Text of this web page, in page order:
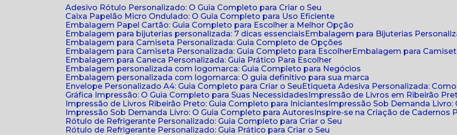
Adesivo Rótulo Personalizado: O Guia Completo para Criar o Seu
Caixa Papelão Micro Ondulado: O Guia Completo para Uso Eficiente
Embalagem Papel Cartão: Guia Completo para Escolher a Melhor Opção
Embalagem para bijuterias personalizada: 7 dicas essenciais
Embalagem para Bijuterias
Embalagem para Camiseta Personalizada: Guia Completo de Opções
Embalagem para Camiseta Personalizada: Guia Completo para Escolher
Embalagem para
Embalagem para Caneca Personalizada: Guia Prático Para Escolher
Embalagem personalizada com logomarca: Guia Completo para Negócios
Embalagem personalizada com logomarca: O guia definitivo para sua marca
Envelope Personalizado A4: Guia Completo para Criar o Seu
Etiqueta Adesiva Personalizada:
Gráfica Impressão: O Guia Completo para Suas Necessidades Impressão de Livros em Ribeirão
Impressão de Livros Ribeirão Preto: Guia Completo para Iniciantes Impressão Sob Demanda
Impressão Sob Demanda Livro: O Guia Completo para Autores Inspire-se na Criação de Cadernos
Rótulo de Refrigerante Personalizado: Guia Completo para Criar o Seu
Rótulo de Refrigerante Personalizado: Guia Prático para Criar o Seu